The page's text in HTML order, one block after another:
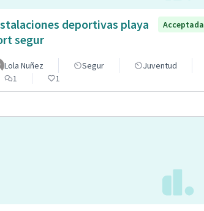
deportivas playa
segur
Acceptada
Lola Nuñez Segur
Juventud
1
1